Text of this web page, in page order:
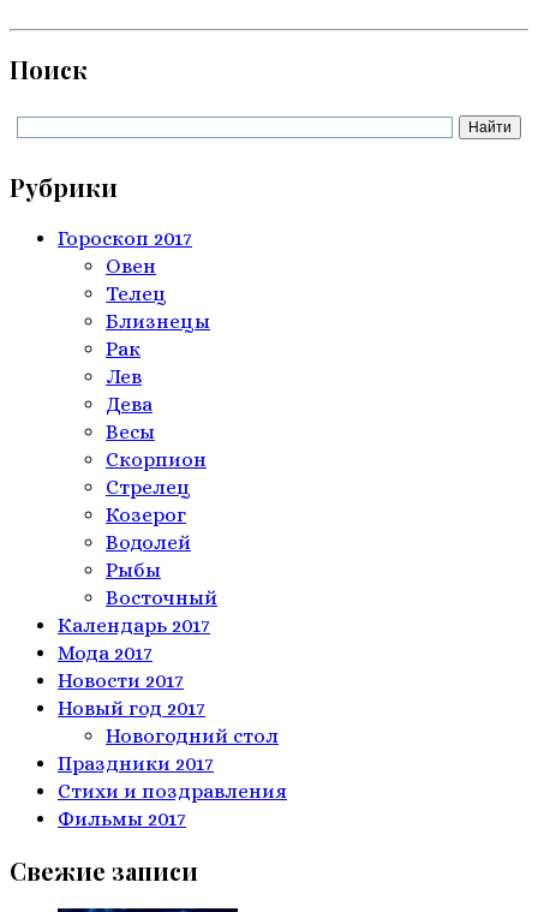
Поиск
Рубрики
Гороскоп 2017
Овен
Телeц
Близнецы
Рак
Лев
Дева
Весы
Скорпион
Стрелец
Козерог
Водолей
Рыбы
Восточный
Календарь 2017
Мода 2017
Новости 2017
Новый год 2017
Новогодний стол
Праздники 2017
Стихи и поздравления
Фильмы 2017
Свежие записи